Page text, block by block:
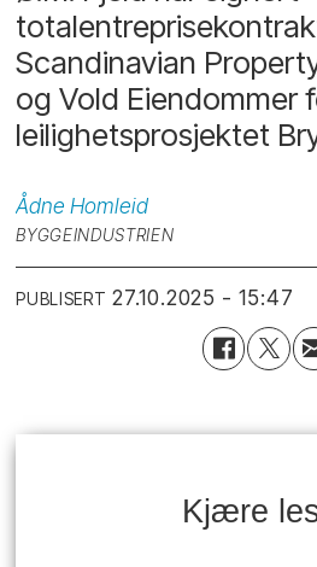
Scandinavian
og Vold Eiendommer
leilighetsprosjektet
Ådne Homleid
BYGGEINDUSTRIEN
PUBLISERT 27.10.2025 - 15:47
Kjære